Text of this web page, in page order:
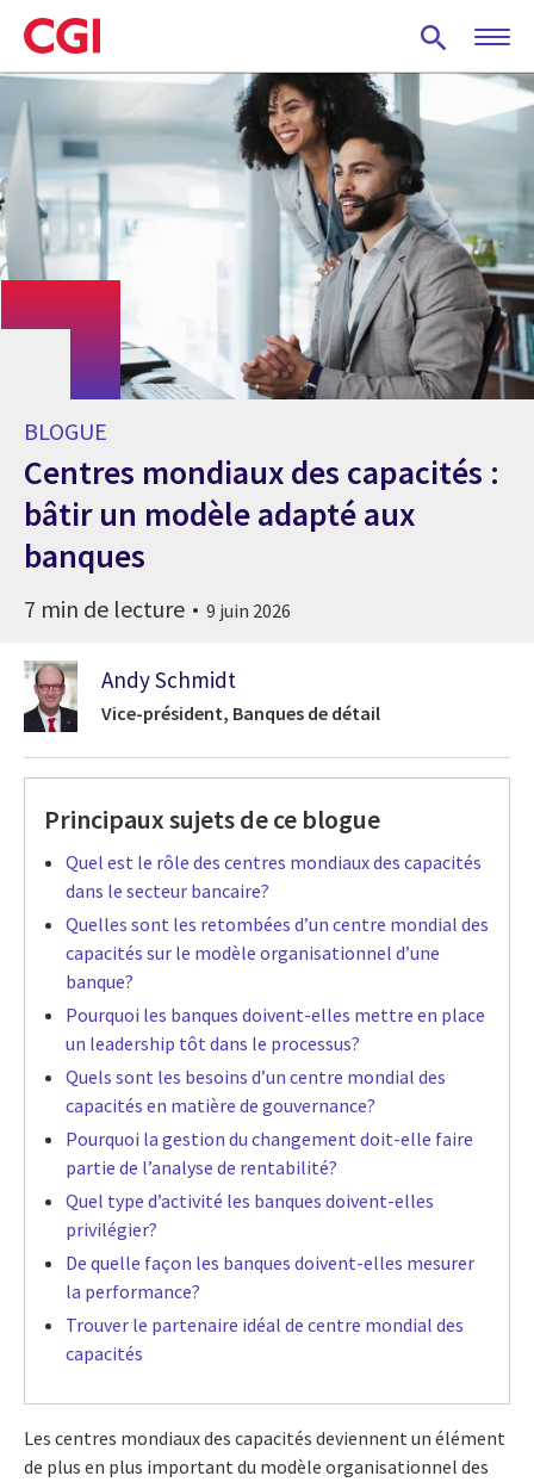
Skip
to
main
content
BLOGUE
Centres mondiaux des capacités :
bâtir un modèle adapté aux
banques
7 min de lecture 9 juin 2026
Andy Schmidt
Vice-président, Banques de détail
Principaux sujets de ce blogue
Quel est le rôle des centres mondiaux des capacités
dans le secteur bancaire?
Quelles sont les retombées d’un centre mondial des
capacités sur le modèle organisationnel d’une
banque?
Pourquoi les banques doivent-elles mettre en place
un leadership tôt dans le processus?
Quels sont les besoins d’un centre mondial des
capacités en matière de gouvernance?
Pourquoi la gestion du changement doit-elle faire
partie de l’analyse de rentabilité?
Quel type d’activité les banques doivent-elles
privilégier?
De quelle façon les banques doivent-elles mesurer
la performance?
Trouver le partenaire idéal de centre mondial des
capacités
Les centres mondiaux des capacités deviennent un élément
de plus en plus important du modèle organisationnel des